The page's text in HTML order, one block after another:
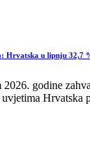
Hrvatska u lipnju 32,7
godine
Hrvatska